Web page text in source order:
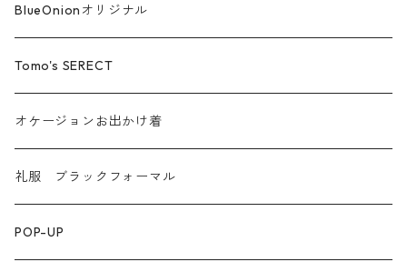
汗染み防止
BlueOnionオリジナル
Tomo's SERECT
オケージョンお出かけ着
礼服 ブラックフォーマル
POP-UP